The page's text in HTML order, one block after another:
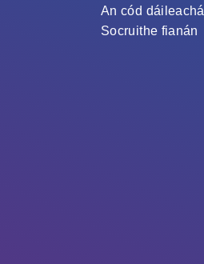
An cód
Socruithe fianán